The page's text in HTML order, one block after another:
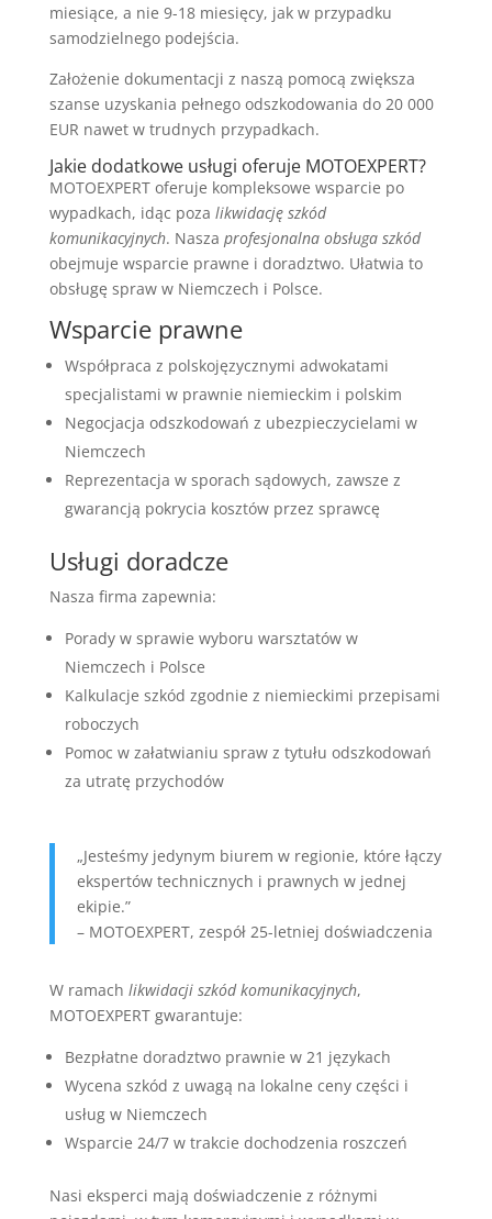
miesiące, a nie 9-18 miesięcy, jak w przypadku
samodzielnego podejścia.
Założenie dokumentacji z naszą pomocą zwiększa
szanse uzyskania pełnego odszkodowania do 20 000
EUR nawet w trudnych przypadkach.
Jakie dodatkowe usługi oferuje MOTOEXPERT?
MOTOEXPERT oferuje kompleksowe wsparcie po
wypadkach, idąc poza likwidację szkód
komunikacyjnych. Nasza profesjonalna obsługa szkód
obejmuje wsparcie prawne i doradztwo. Ułatwia to
obsługę spraw w Niemczech i Polsce.
Wsparcie prawne
Współpraca z polskojęzycznymi adwokatami
specjalistami w prawnie niemieckim i polskim
Negocjacja odszkodowań z ubezpieczycielami w
Niemczech
Reprezentacja w sporach sądowych, zawsze z
gwarancją pokrycia kosztów przez sprawcę
Usługi doradcze
Nasza firma zapewnia:
Porady w sprawie wyboru warsztatów w
Niemczech i Polsce
Kalkulacje szkód zgodnie z niemieckimi przepisami
roboczych
Pomoc w załatwianiu spraw z tytułu odszkodowań
za utratę przychodów
„Jesteśmy jedynym biurem w regionie, które łączy
ekspertów technicznych i prawnych w jednej
ekipie.”
– MOTOEXPERT, zespół 25-letniej doświadczenia
W ramach likwidacji szkód komunikacyjnych,
MOTOEXPERT gwarantuje:
Bezpłatne doradztwo prawnie w 21 językach
Wycena szkód z uwagą na lokalne ceny części i
usług w Niemczech
Wsparcie 24/7 w trakcie dochodzenia roszczeń
Nasi eksperci mają doświadczenie z różnymi